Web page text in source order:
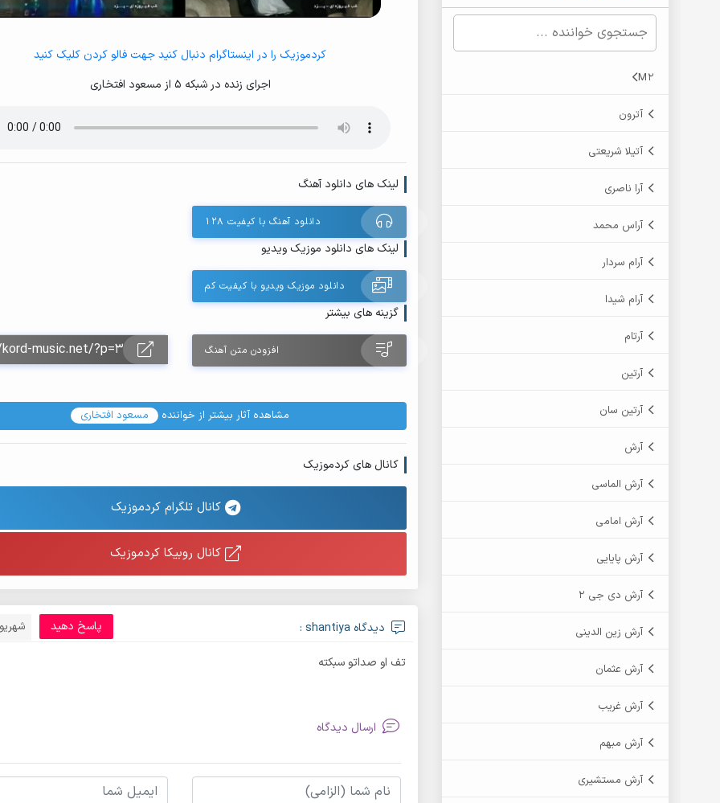
M2
آترون
آتیلا شریعتی
آرا ناصری
آراس محمد
آرام سردار
آرام شیدا
آرتام
آرتین
آرتین سان
آرش
آرش الماسی
آرش امامی
آرش پایایی
آرش دی جی 2
آرش زین الدینی
آرش عثمان
آرش غریب
آرش مبهم
آرش مستشیری
کردموزیک را در اینستاگرام دنبال کنید جهت فالو کردن کلیک کنید
اجرای زنده در شبکه 5 از مسعود افتخاری
لینک های دانلود آهنگ
دانلود آهنگ با کیفیت ۱۲۸
لینک های دانلود موزیک ویدیو
دانلود موزیک ویدیو با کیفیت کم
گزینه های بیشتر
افزودن متن آهنگ
مشاهده آثار بیشتر از خواننده مسعود افتخاری
کانال های کردموزیک
کانال تلگرام کردموزیک
کانال روبیکا کردموزیک
دیدگاه shantiya : شهریور 8, پاسخ دهید
تف او صداتو سبکته
ارسال دیدگاه